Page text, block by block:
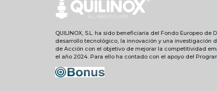
QUILINOX, S.L. ha sido beneficiaria del Fondo Europeo
desarrollo tecnológico, la innovación y una investigación
de Acción con el objetivo de mejorar la competitividad
el año 2024. Para ello ha contado con el apoyo del